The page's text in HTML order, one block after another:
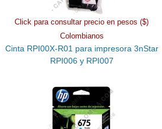
Click para consultar precio en pesos ($)
Colombianos
Cinta RPI00X-R01 para impresora 3nStar
RPI006 y RPI007